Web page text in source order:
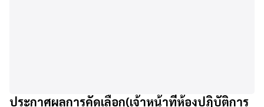
ประกาศผลการคัดเลือก(เจ้าหน้าที่ห้องปฏิบัติการ